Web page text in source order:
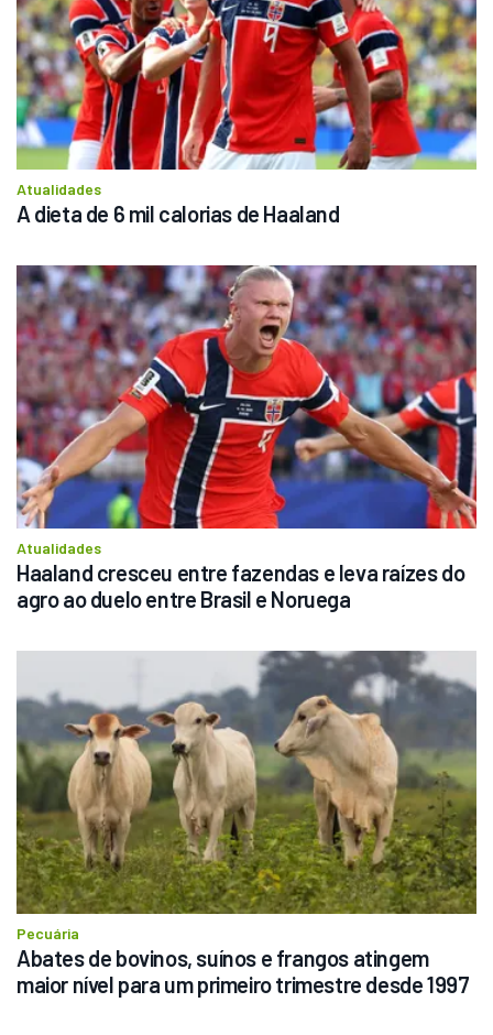
Atualidades
A dieta de 6 mil calorias de Haaland
Atualidades
Haaland cresceu entre fazendas e leva raízes do
agro ao duelo entre Brasil e Noruega
Pecuária
Abates de bovinos, suínos e frangos atingem
maior nível para um primeiro trimestre desde 1997